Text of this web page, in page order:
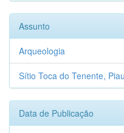
Assunto
Arqueologia
Sítio Toca do Tenente,
Data de Publicação